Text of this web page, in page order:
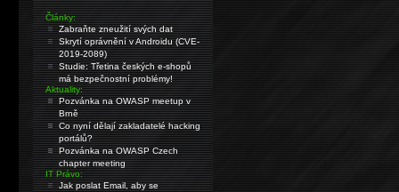
Články:
Zabraňte zneužití svých dat
Skrytí oprávnění v Androidu (CVE-
2019-2089)
Studie: Třetina českých e-shopů
má bezpečnostní problémy!
Aktuality:
Pozvánka na OWASP meetup v
Brně
Co nyní dělají zakladatelé hacking
portálů?
Pozvánka na OWASP Czech
chapter meeting
IT Právo:
Jak poslat Email, aby se